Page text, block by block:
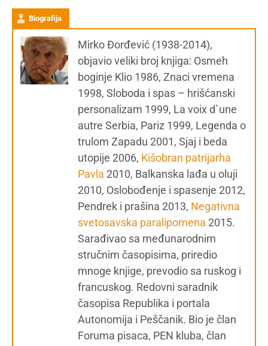
Biografija
Mirko Đorđević (1938-2014),
objavio veliki broj knjiga: Osmeh
boginje Klio 1986, Znaci vremena
1998, Sloboda i spas – hrišćanski
personalizam 1999, La voix d`une
autre Serbia, Pariz 1999, Legenda o
trulom Zapadu 2001, Sjaj i beda
utopije 2006, Kišobran patrijarha
Pavla 2010, Balkanska lađa u oluji
2010, Oslobođenje i spasenje 2012,
Pendrek i prašina 2013, Negativna
svetosavska paralipomena 2015.
Sarađivao sa međunarodnim
stručnim časopisima, priredio
mnoge knjige, prevodio sa ruskog i
francuskog. Redovni saradnik
časopisa Republika i portala
Autonomija i Peščanik. Bio je član
Foruma pisaca, PEN kluba, član